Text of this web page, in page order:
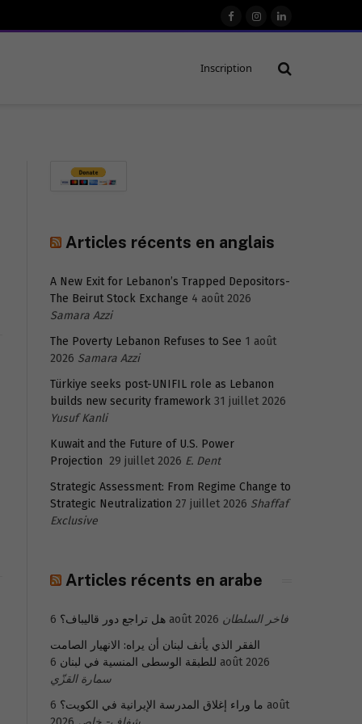
FacebookInstagram
LinkedIn
Inscription
Articles récents en anglais
A New Exit for Lebanon’s Trapped Depositors-
The Beirut Stock Exchange 4 août 2026
Samara Azzi
The Poverty Lebanon Refuses to See 1 août
2026 Samara Azzi
Türkiye seeks post-UNIFIL role as Lebanon
builds new security framework 31 juillet 2026
Yusuf Kanli
Kuwait and the Future of U.S. Power
Projection 29 juillet 2026 E. Dent
Strategic Assessment: From Regime Change to
Strategic Neutralization 27 juillet 2026 Shaffaf
Exclusive
Articles récents en arabe
هل تراجع دور قاليباف؟ 6 août 2026 فاخر السلطان
الفقر الذي يأنف لبنان أن يراه: الانهيار الصامت
للطبقة الوسطى المنسية في لبنان 6 août 2026
سمارة القزّي
ما وراء إغلاق المدرسة الإيرانية في الكويت؟ 6 août